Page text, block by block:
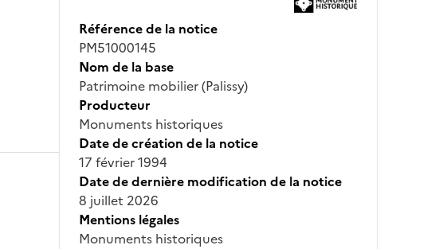
Référence de la notice
PM51000145
Nom de la base
Patrimoine mobilier (Palissy)
Producteur
Monuments historiques
Date de création de la notice
17 février 1994
Date de dernière modification de la notice
8 juillet 2026
Mentions légales
Monuments historiques